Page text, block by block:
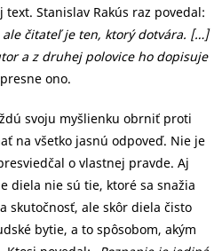
Stanislav Rakús raz povedal:
čitateľ je ten, ktorý dotvára. […]
a z druhej polovice ho dopisuje
ono.
svoju myšlienku obrniť proti
na všetko jasnú odpoveď. Nie je
o vlastnej pravde. Aj
diela nie sú tie, ktoré sa snažia
skutočnosť, ale skôr diela čisto
bytie, a to spôsobom, akým